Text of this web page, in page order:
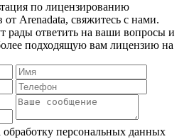
по лицензированию
Arenadata, свяжитесь с нами.
рады ответить на ваши вопросы и
подходящую вам лицензию на
обработку персональных данных